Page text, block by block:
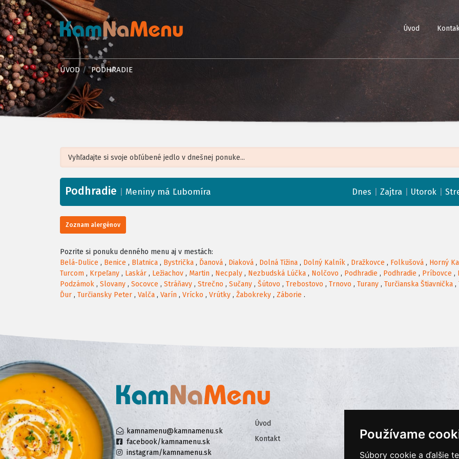
Používame
Súbory cookie a ďalšie
Úvod
ÚVOD PODHRADIE
+
−
Podhradie Meniny má Ľubomíra Dnes Zajtra Utorok
Zoznam alergénov
Pozrite si ponuku denného menu aj v mestách:
Belá-Dulice , Benice , Blatnica , Bystrička , Ďanová , Diaková , Dolná Tižina , Dolný Kalník , Dražkovce , Folkušová , Horný
Turcom , Krpeľany , Laskár , Ležiachov , Martin , Necpaly , Nezbudská Lúčka , Nolčovo , Podhradie , Podhradie , Príbovce ,
Podzámok , Slovany , Socovce , Stráňavy , Strečno , Sučany , Šútovo , Trebostovo , Trnovo , Turany , Turčianska Štiavnička ,
Ďur , Turčiansky Peter , Valča , Varín , Vrícko , Vrútky , Žabokreky , Záborie .
kamnamenu@kamnamenu.sk
facebook/kamnamenu.sk
instagram/kamnamenu.sk
Úvod
Kontakt
Ochrana osobných údajov
Cookies